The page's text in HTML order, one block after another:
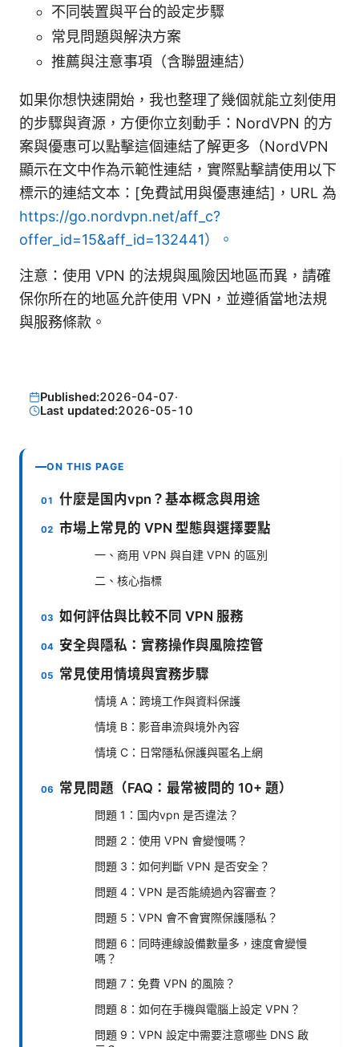
不同裝置與平台的設定步驟
常見問題與解決方案
推薦與注意事項（含聯盟連結）
如果你想快速開始，我也整理了幾個就能立刻使用
的步驟與資源，方便你立刻動手：NordVPN 的方
案與優惠可以點擊這個連結了解更多（NordVPN
顯示在文中作為示範性連結，實際點擊請使用以下
標示的連結文本：[免費試用與優惠連結]，URL 為
https://go.nordvpn.net/aff_c?
offer_id=15&aff_id=132441）。
注意：使用 VPN 的法規與風險因地區而異，請確
保你所在的地區允許使用 VPN，並遵循當地法規
與服務條款。
Published:2026-04-07·
Last updated:2026-05-10
ON THIS PAGE
什麼是国内vpn？基本概念與用途
市場上常見的 VPN 型態與選擇要點
一、商用 VPN 與自建 VPN 的區別
二、核心指標
如何評估與比較不同 VPN 服務
安全與隱私：實務操作與風險控管
常見使用情境與實務步驟
情境 A：跨境工作與資料保護
情境 B：影音串流與境外內容
情境 C：日常隱私保護與匿名上網
常見問題（FAQ：最常被問的 10+ 題）
問題 1：国内vpn 是否違法？
問題 2：使用 VPN 會變慢嗎？
問題 3：如何判斷 VPN 是否安全？
問題 4：VPN 是否能繞過內容審查？
問題 5：VPN 會不會實際保護隱私？
問題 6：同時連線設備數量多，速度會變慢
嗎？
問題 7：免費 VPN 的風險？
問題 8：如何在手機與電腦上設定 VPN？
問題 9：VPN 設定中需要注意哪些 DNS 啟